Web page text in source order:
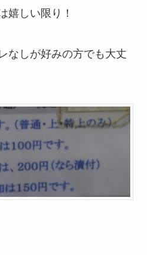
嬉しい限り！
なしが好みの方でも大丈